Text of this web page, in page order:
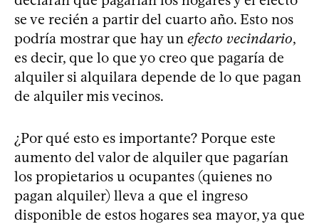
se ve recién a partir del cuarto año. Esto nos
podría mostrar que hay un efecto vecindario,
es decir, que lo que yo creo que pagaría de
alquiler si alquilara depende de lo que pagan
de alquiler mis vecinos.
¿Por qué esto es importante? Porque este
aumento del valor de alquiler que pagarían
los propietarios u ocupantes (quienes no
pagan alquiler) lleva a que el ingreso
disponible de estos hogares sea mayor, ya que